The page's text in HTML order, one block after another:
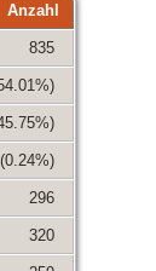
Anzahl
835
296
320100
200
300
350
400
450